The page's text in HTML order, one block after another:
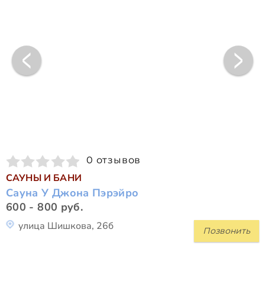
0 отзывов
САУНЫ И БАНИ
Сауна У Джона Пэрэйро
600 - 800 руб.
Позвонить
улица Шишкова, 26б